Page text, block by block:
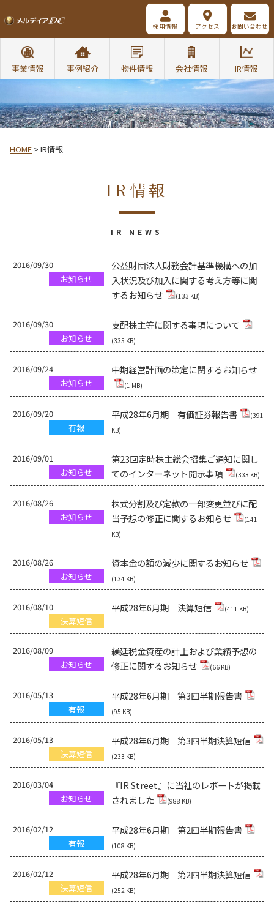
採用情報 アクセス お問い合わせ
事業情報 事例紹介 物件情報 会社情報 IR情報
HOME > IR情報
IR情報
IR NEWS
2016/09/30
お知らせ
公益財団法人財務会計基準機構への加
入状況及び加入に関する考え方等に関
するお知らせ
(133 KB)
2016/09/30
お知らせ
支配株主等に関する事項について
(335 KB)
2016/09/24
お知らせ
中期経営計画の策定に関するお知らせ
(1 MB)
2016/09/20
有報
平成28年6月期 有価証券報告書
(391
KB)
2016/09/01
お知らせ
第23回定時株主総会招集ご通知に関し
てのインターネット開示事項
(333 KB)
2016/08/26
お知らせ
株式分割及び定款の一部変更並びに配
当予想の修正に関するお知らせ
(141
KB)
2016/08/26
お知らせ
資本金の額の減少に関するお知らせ
(134 KB)
2016/08/10
決算短信
平成28年6月期 決算短信 (411 KB)
2016/08/09
お知らせ
繰延税金資産の計上および業績予想の
修正に関するお知らせ
(66 KB)
2016/05/13
有報
平成28年6月期 第3四半期報告書
(95 KB)
2016/05/13
決算短信
平成28年6月期 第3四半期決算短信
(233 KB)
2016/03/04
お知らせ
『IR Street』に当社のレポートが掲載
されました
(988 KB)
2016/02/12
有報
平成28年6月期 第2四半期報告書
(108 KB)
2016/02/12
決算短信
平成28年6月期 第2四半期決算短信
(252 KB)